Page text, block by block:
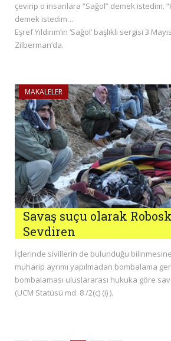
çevirip o insanlara “Sağol” demek istedim.
demek istedim…
Eşref Yıldırım’ın ‘Sağol’ başlıklı sergisi 3
Zilberman’da.
MAKALELER
Savaş suçu olarak
Sevdiren
İçlerinde sivillerin de bulunduğu
muharip ayrımı yapılmadan bombalama
bombalaması uluslararası hukuka göre
(UCM Statüsü md. 8 /2(c) (i) ).